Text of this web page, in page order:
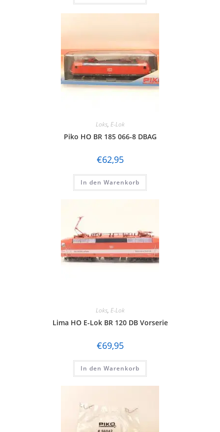
Loks, E-Lok
Piko HO BR 185 066-8 DBAG
€62,95
In den Warenkorb
Loks, E-Lok
Lima HO E-Lok BR 120 DB Vorserie
€69,95
In den Warenkorb